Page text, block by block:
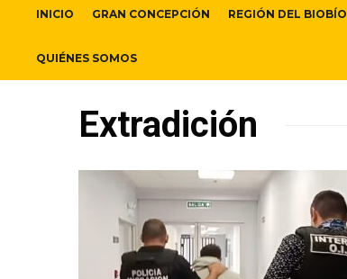
INICIO GRAN CONCEPCIÓN REGIÓN DEL BIOBÍO
QUIÉNES SOMOS
Extradición